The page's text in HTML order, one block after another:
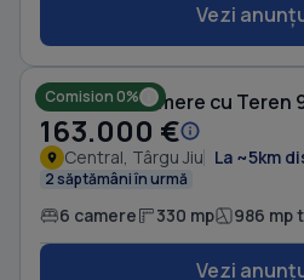
Vezi
Comision 0%
Casă cu 6 camere cu Teren
163.000 €
Central, Târgu Jiu La ~5km
2 săptămâni în urmă
6 camere 330 mp 986 mp
Vezi